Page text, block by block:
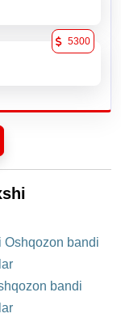
5300
Oshqozon bandi
bandi